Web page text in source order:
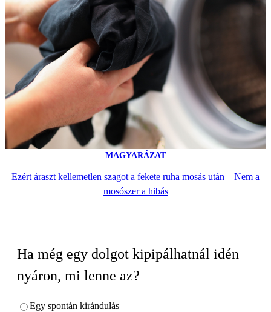
MAGYARÁZAT
Ezért áraszt kellemetlen szagot a fekete ruha mosás után – Nem a
mosószer a hibás
Ha még egy dolgot kipipálhatnál idén
nyáron, mi lenne az?
Egy spontán kirándulás